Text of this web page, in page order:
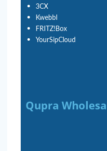
3CX
Kwebbl
FRITZ!Box
YourSipCloud
Qupra